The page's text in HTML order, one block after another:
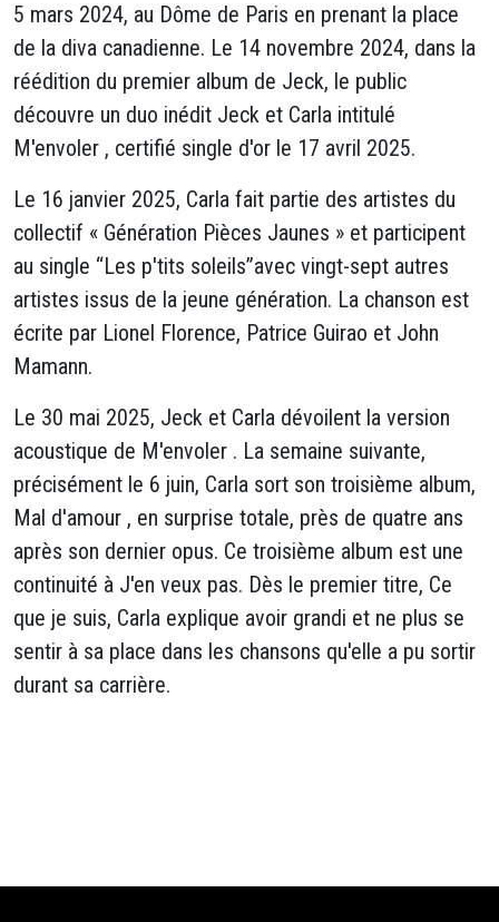
5 mars 2024, au Dôme de Paris en prenant la place
de la diva canadienne. Le 14 novembre 2024, dans la
réédition du premier album de Jeck, le public
découvre un duo inédit Jeck et Carla intitulé
M'envoler , certifié single d'or le 17 avril 2025.
Le 16 janvier 2025, Carla fait partie des artistes du
collectif « Génération Pièces Jaunes » et participent
au single “Les p'tits soleils”avec vingt-sept autres
artistes issus de la jeune génération. La chanson est
écrite par Lionel Florence, Patrice Guirao et John
Mamann.
Le 30 mai 2025, Jeck et Carla dévoilent la version
acoustique de M'envoler . La semaine suivante,
précisément le 6 juin, Carla sort son troisième album,
Mal d'amour , en surprise totale, près de quatre ans
après son dernier opus. Ce troisième album est une
continuité à J'en veux pas. Dès le premier titre, Ce
que je suis, Carla explique avoir grandi et ne plus se
sentir à sa place dans les chansons qu'elle a pu sortir
durant sa carrière.